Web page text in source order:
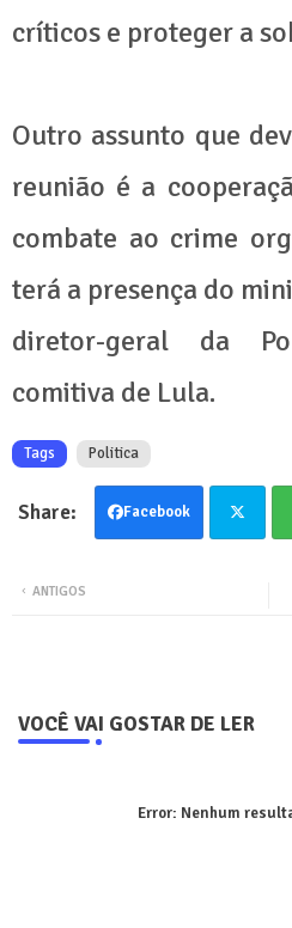
críticos e proteger a
Outro assunto que
reunião é a
combate ao crime
terá a presença do
diretor-geral da
comitiva de Lula.
Tags Politica
Facebook
ANTIGOS
VOCÊ VAI GOSTAR DE LER
Error: Nenhum